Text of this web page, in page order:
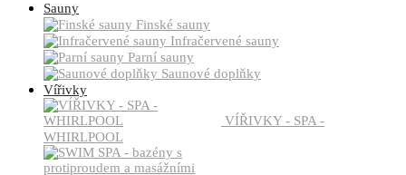
Sauny
Finské sauny
Infračervené sauny
Parní sauny
Saunové doplňky
Vířivky
VÍŘIVKY - SPA -
WHIRLPOOL